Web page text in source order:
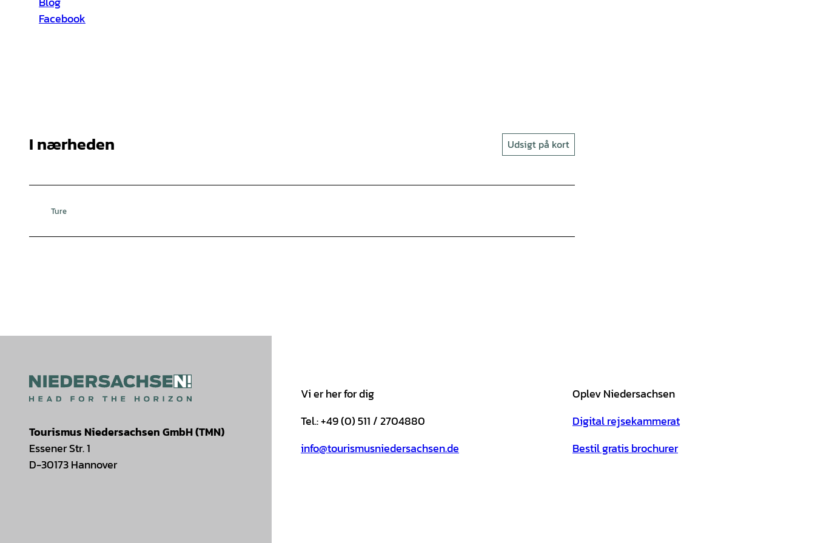
Facebook
I nærheden Udsigt på kort
Ture
Tourismus Niedersachsen GmbH (TMN)
Essener Str. 1
D-30173 Hannover
Vi er her for dig
Tel.: +49 (0) 511 / 2704880
info@tourismusniedersachsen.de
Oplev Niedersachsen
Digital rejsekammerat
Bestil gratis brochurer